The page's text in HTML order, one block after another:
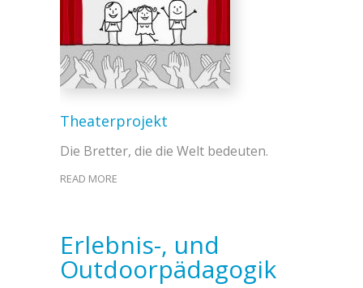
Theaterprojekt
Die Bretter, die die Welt bedeuten.
READ MORE
Erlebnis-, und
Outdoorpädagogik